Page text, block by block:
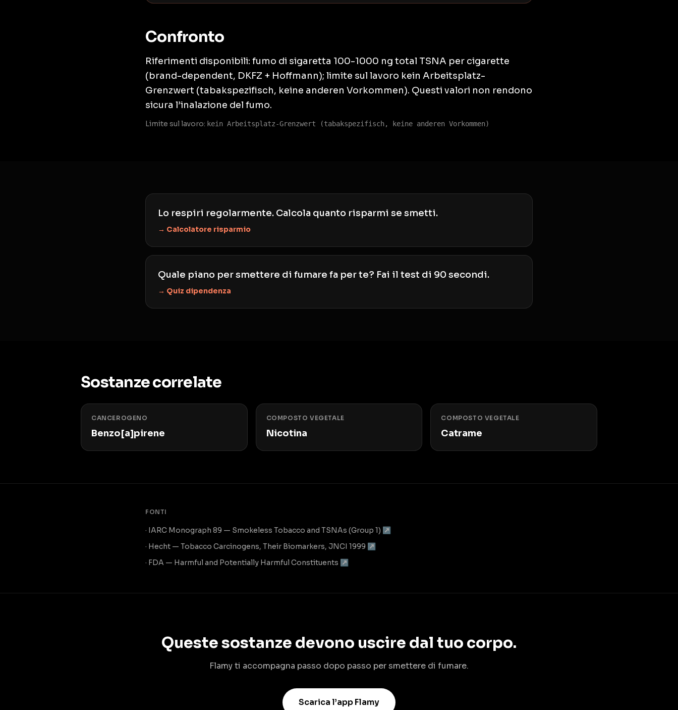
Confronto
Riferimenti disponibili: fumo di sigaretta 100-1000 ng total TSNA per cigarette
(brand-dependent, DKFZ + Hoffmann); limite sul lavoro kein Arbeitsplatz-
Grenzwert (tabakspezifisch, keine anderen Vorkommen). Questi valori non rendono
sicura l’inalazione del fumo.
Limite sul lavoro: kein Arbeitsplatz-Grenzwert (tabakspezifisch, keine anderen Vorkommen)
Lo respiri regolarmente. Calcola quanto risparmi se smetti.
→ Calcolatore risparmio
Quale piano per smettere di fumare fa per te? Fai il test di 90 secondi.
→ Quiz dipendenza
Sostanze correlate
CANCEROGENO
Benzo[a]pirene
COMPOSTO VEGETALE
Nicotina
COMPOSTO VEGETALE
Catrame
FONTI
· IARC Monograph 89 — Smokeless Tobacco and TSNAs (Group 1) ↗
· Hecht — Tobacco Carcinogens, Their Biomarkers, JNCI 1999 ↗
· FDA — Harmful and Potentially Harmful Constituents ↗
Queste sostanze devono uscire dal tuo corpo.
Flamy ti accompagna passo dopo passo per smettere di fumare.
Scarica l’app Flamy